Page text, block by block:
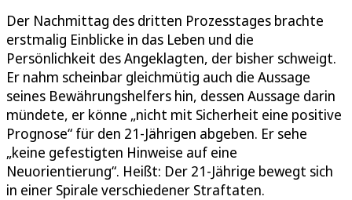
Der Nachmittag des dritten Prozesstages brachte
erstmalig Einblicke in das Leben und die
Persönlichkeit des Angeklagten, der bisher schweigt.
Er nahm scheinbar gleichmütig auch die Aussage
seines Bewährungshelfers hin, dessen Aussage darin
mündete, er könne „nicht mit Sicherheit eine positive
Prognose“ für den 21-Jährigen abgeben. Er sehe
„keine gefestigten Hinweise auf eine
Neuorientierung“. Heißt: Der 21-Jährige bewegt sich
in einer Spirale verschiedener Straftaten.